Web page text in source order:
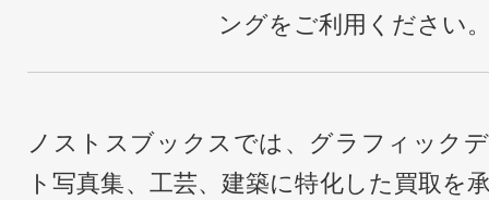
ングをご利用ください
ノストスブックスでは、グラフィック
ト写真集、工芸、建築に特化した買取を